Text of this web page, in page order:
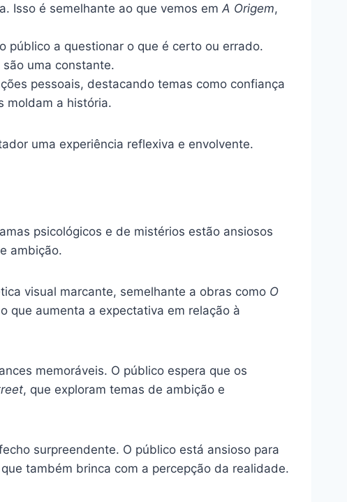
Isso é semelhante ao que vemos em A Origem,
público a questionar o que é certo ou errado.
uma constante.
pessoais, destacando temas como confiança
moldam a história.
uma experiência reflexiva e envolvente.
psicológicos e de mistérios estão ansiosos
ambição.
visual marcante, semelhante a obras como O
que aumenta a expectativa em relação à
memoráveis. O público espera que os
, que exploram temas de ambição e
surpreendente. O público está ansioso para
que também brinca com a percepção da realidade.